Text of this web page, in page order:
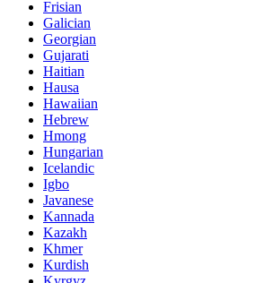
Frisian
Galician
Georgian
Gujarati
Haitian
Hausa
Hawaiian
Hebrew
Hmong
Hungarian
Icelandic
Igbo
Javanese
Kannada
Kazakh
Khmer
Kurdish